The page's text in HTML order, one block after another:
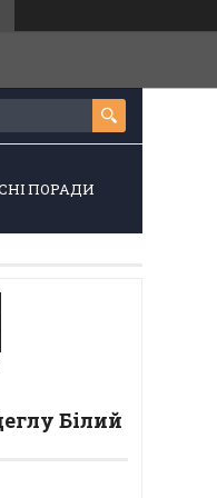
ПОРАДИ
Білий